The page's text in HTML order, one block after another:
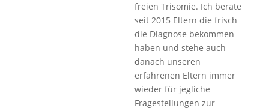
freien Trisomie. Ich berate
seit 2015 Eltern die frisch
die Diagnose bekommen
haben und stehe auch
danach unseren
erfahrenen Eltern immer
wieder für jegliche
Fragestellungen zur